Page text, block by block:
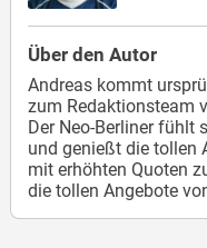
Über den Autor
Andreas kommt
zum Redaktionsteam
Der Neo-Berliner fühlt
und genießt die tollen
mit erhöhten Quoten
die tollen Angebote